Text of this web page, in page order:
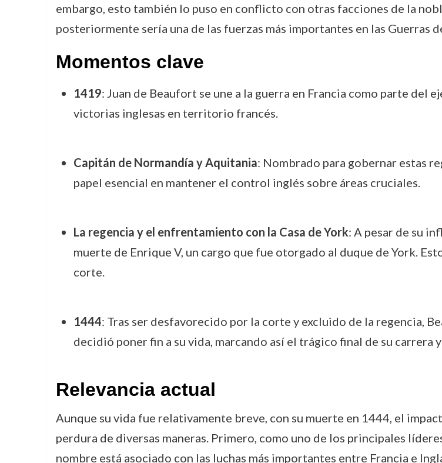
embargo, esto también lo puso en conflicto con otras facciones de la
posteriormente sería una de las fuerzas más importantes en las Guerras
Momentos clave
1419: Juan de Beaufort se une a la guerra en Francia como parte del
victorias inglesas en territorio francés.
Capitán de Normandía y Aquitania: Nombrado para gobernar estas
papel esencial en mantener el control inglés sobre áreas cruciales.
La regencia y el enfrentamiento con la Casa de York: A pesar de su
muerte de Enrique V, un cargo que fue otorgado al duque de York.
corte.
1444: Tras ser desfavorecido por la corte y excluido de la regencia,
decidió poner fin a su vida, marcando así el trágico final de su carrera
Relevancia actual
Aunque su vida fue relativamente breve, con su muerte en 1444, el
perdura de diversas maneras. Primero, como uno de los principales
nombre está asociado con las luchas más importantes entre Francia e